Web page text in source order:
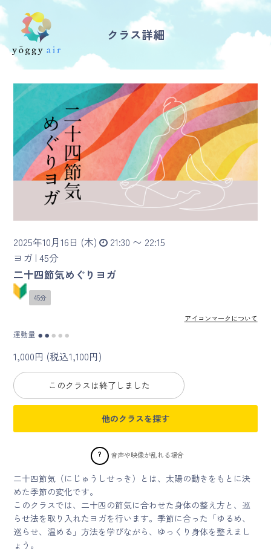
受講の流れ
料金について
インストラクター一覧
FAQ / お問い合わせ
yoggy store
yoggy mommy
マイページ
会員規約について
クラス参加にあたっての同意書
特定商取引にかかわる表示
プライバシーポリシー
クラス詳細
2025年10月16日 (木)
21:30 〜 22:15
ヨガ | 45分
二十四節気めぐりヨガ
45分
アイコンマークについて
運動量 ● ● ● ● ●
1,000円 (税込1,100円)
このクラスは終了しました
他のクラスを探す
? 音声や映像が乱れる場合
二十四節気（にじゅうしせっき）とは、太陽の動きをもとに決
めた季節の変化です。
このクラスでは、二十四の節気に合わせた身体の整え方と、巡
らせ法を取り入れたヨガを行います。季節に合った「ゆるめ、
巡らせ、温める」方法を学びながら、ゆっくり身体を整えまし
ょう。